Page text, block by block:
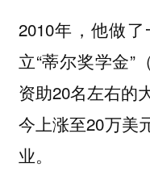
2010年，他做
立“蒂尔奖学金”
资助20名左右的
今上涨至20万美
业。